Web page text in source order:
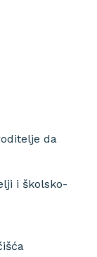
da
i školsko-